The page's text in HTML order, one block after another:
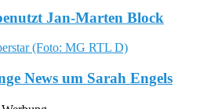
Jan-Marten Block
News um Sarah Engels